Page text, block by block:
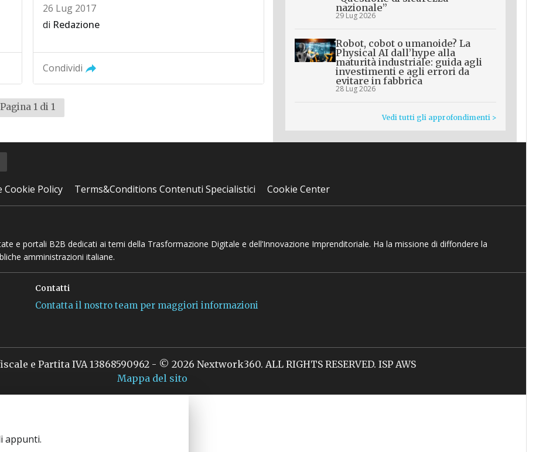
26 Lug 2017
di Redazione
Condividi
Pagina 1 di 1
nazionale”
29 Lug 2026
Robot, cobot o umanoide? La
Physical AI dall’hype alla
maturità industriale: guida agli
investimenti e agli errori da
evitare in fabbrica
28 Lug 2026
Vedi tutti gli approfondimenti >
Cookie Policy Terms&Conditions Contenuti Specialistici Cookie Center
e portali B2B dedicati ai temi della Trasformazione Digitale e dell’Innovazione Imprenditoriale. Ha la missione di diffondere la
amministrazioni italiane.
Contatti
Contatta il nostro team per maggiori informazioni
e Partita IVA 13868590962 - © 2026 Nextwork360. ALL RIGHTS RESERVED. ISP AWS
Mappa del sito
appunti.